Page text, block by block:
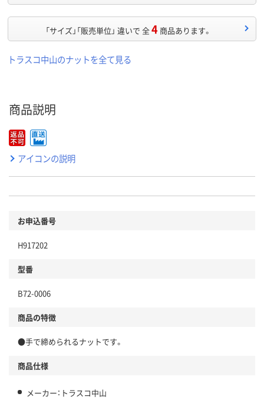
「サイズ」「販売単位」 違いで 全4 商品あります。
トラスコ中山のナットを全て見る
商品説明
アイコンの説明
お申込番号
H917202
型番
B72-0006
商品の特徴
●手で締められるナットです。
商品仕様
メーカー：トラスコ中山